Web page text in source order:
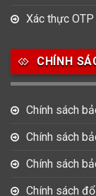
Xác thực OTP
CHÍNH
Chính sách
Chính sách
Chính sách
Chính sách